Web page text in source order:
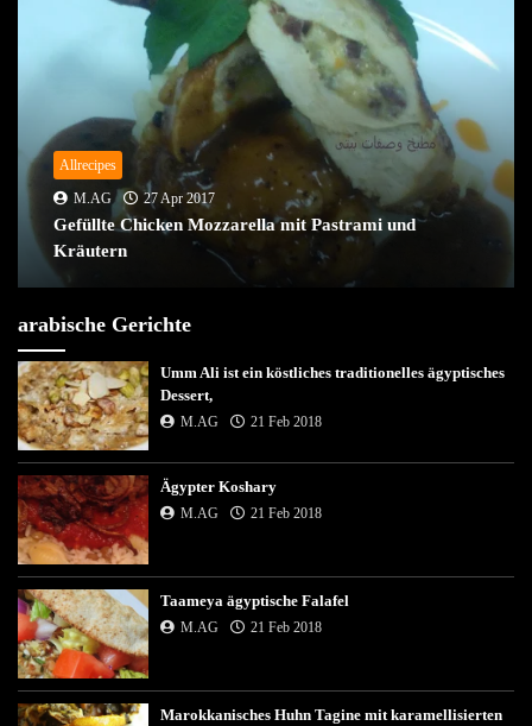
Allrecipes
M.AG
27 Apr 2017
Gefüllte Chicken Mozzarella mit Pastrami und
Kräutern
arabische Gerichte
Umm Ali ist ein köstliches traditionelles ägyptisches
Dessert,
M.AG 21 Feb 2018
Ägypter Koshary
M.AG 21 Feb 2018
Taameya ägyptische Falafel
M.AG 21 Feb 2018
Marokkanisches Huhn Tagine mit karamellisierten